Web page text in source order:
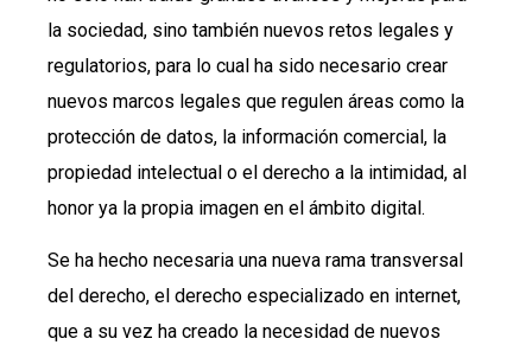
la sociedad, sino también nuevos retos legales y
regulatorios, para lo cual ha sido necesario crear
nuevos marcos legales que regulen áreas como la
protección de datos, la información comercial, la
propiedad intelectual o el derecho a la intimidad, al
honor ya la propia imagen en el ámbito digital.
Se ha hecho necesaria una nueva rama transversal
del derecho, el derecho especializado en internet,
que a su vez ha creado la necesidad de nuevos